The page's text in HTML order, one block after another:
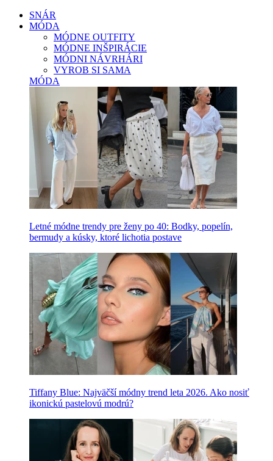
SNÁR
MÓDA
MÓDNE OUTFITY
MÓDNE INŠPIRÁCIE
MÓDNI NÁVRHÁRI
VYROB SI SAMA
MÓDA
Letné módne trendy pre ženy po 40: Bodky, popelín,
bermudy a kúsky, ktoré lichotia postave
Tiffany Blue: Najväčší módny trend leta 2026. Ako nosiť
ikonickú pastelovú modrú?